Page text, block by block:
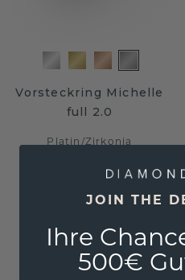
Vorsteckring Michelle
full 2.0
Platin /Zirkonia
765,- €
JOIN THE
Ihre
500€